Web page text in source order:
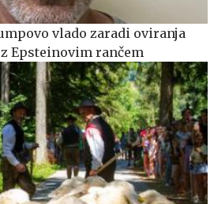
vlado zaradi oviranja
Epsteinovim rančem